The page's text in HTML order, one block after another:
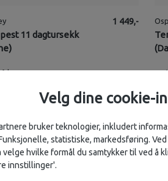
11 dagtursekk
1 449,-
lager 1
5
Velg dine cookie-
bruker teknologier, inkludert
statistiske, markedsføring.
velge hvilke formål du samtykker til ved å
innstillinger'.